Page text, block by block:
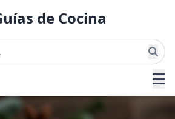
de Cocina